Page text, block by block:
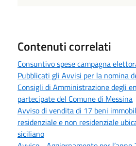
Contenuti correlati
Consuntivo spese campagna
Pubblicati gli Avvisi per la nomina
Consigli di Amministrazione degli
partecipate del Comune di Messina
Avviso di vendita di 17 beni
residenziale e non residenziale
siciliano